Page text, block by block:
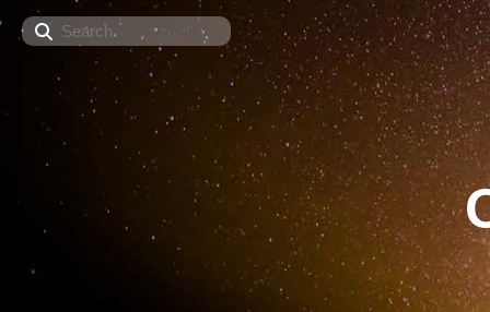
Search